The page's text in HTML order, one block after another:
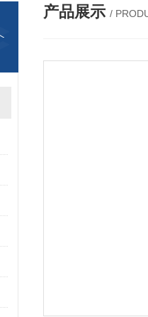
产品展示 /